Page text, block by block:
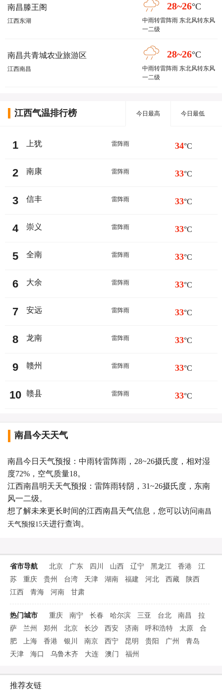
南昌滕王阁
江西东湖
28~26°C
中雨转雷阵雨 东北风转东风
一二级
南昌共青城农业旅游区
江西南昌
28~26°C
中雨转雷阵雨 东北风转东风
一二级
江西气温排行榜 今日最高 今日最低
1 上犹 雷阵雨 34°C
2 南康 雷阵雨 33°C
3 信丰 雷阵雨 33°C
4 崇义 雷阵雨 33°C
5 全南 雷阵雨 33°C
6 大余 雷阵雨 33°C
7 安远 雷阵雨 33°C
8 龙南 雷阵雨 33°C
9 赣州 雷阵雨 33°C
10 赣县 雷阵雨 33°C
南昌今天天气
南昌今日天气预报：中雨转雷阵雨，28~26摄氏度，相对湿
度72%，空气质量18。
江西南昌明天天气预报：雷阵雨转阴，31~26摄氏度，东南
风一二级。
想了解未来更长时间的江西南昌天气信息，您可以访问南昌
天气预报15天进行查询。
省市导航 北京 广东 四川 山西 辽宁 黑龙江 香港
江
苏
重庆 贵州 台湾 天津 湖南 福建 河北 西藏
陕西
江西
青海 河南 甘肃
热门城市 重庆 南宁 长春 哈尔滨 三亚 台北 南昌
拉
萨
兰州 郑州 北京 长沙 西安 济南 呼和浩特 太原
合
肥
上海 香港 银川 南京 西宁 昆明 贵阳 广州
青岛
天津
海口 乌鲁木齐 大连 澳门 福州
推荐友链